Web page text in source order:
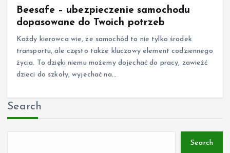
Beesafe – ubezpieczenie samochodu
dopasowane do Twoich potrzeb
Każdy kierowca wie, że samochód to nie tylko środek
transportu, ale często także kluczowy element codziennego
życia. To dzięki niemu możemy dojechać do pracy, zawieźć
dzieci do szkoły, wyjechać na…
Search
Search